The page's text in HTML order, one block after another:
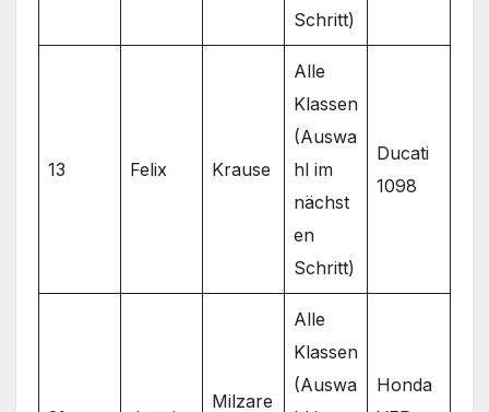
Schritt)
13 Felix Krause
Alle
Klassen
(Auswa
hl im
nächst
en
Schritt)
Ducati
1098
Milzare
Alle
Klassen
(Auswa
Honda